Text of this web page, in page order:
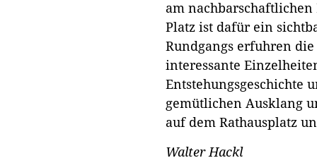
am
Platz ist dafür ein
Rundgangs erfuhren
interessante
Entstehungsgeschichte
gemütlichen Ausklang
auf dem Rathausplatz
Walter Hackl